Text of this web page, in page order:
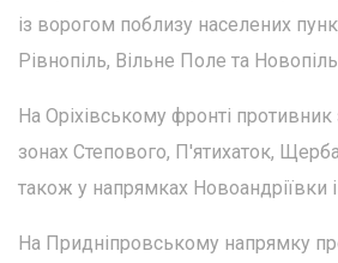
із ворогом поблизу населених
Рівнопіль, Вільне Поле та
На Оріхівському фронті противник
зонах Степового, П'ятихаток,
також у напрямках Новоандріївки
На Придніпровському напрямку